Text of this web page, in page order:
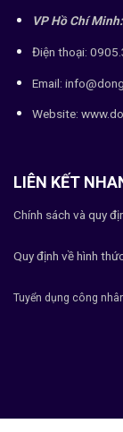
VP Hồ Chí Minh:
Điện thoại:
Email:
Website:
LIÊN KẾT
Chính sách và quy
Quy định về hình
Tuyển dụng công